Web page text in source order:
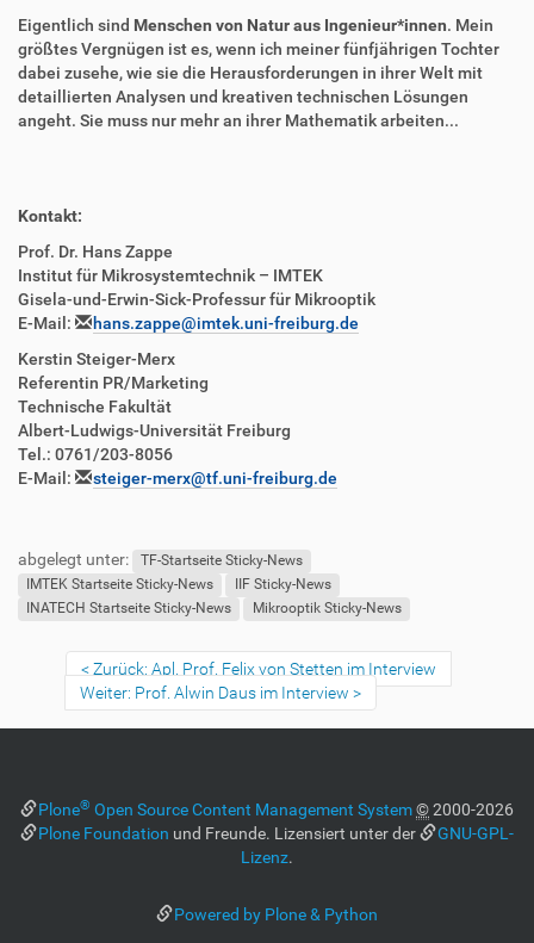
Eigentlich sind Menschen von Natur aus Ingenieur*innen. Mein
größtes Vergnügen ist es, wenn ich meiner fünfjährigen Tochter
dabei zusehe, wie sie die Herausforderungen in ihrer Welt mit
detaillierten Analysen und kreativen technischen Lösungen
angeht. Sie muss nur mehr an ihrer Mathematik arbeiten...
Kontakt:
Prof. Dr. Hans Zappe
Institut für Mikrosystemtechnik – IMTEK
Gisela-und-Erwin-Sick-Professur für Mikrooptik
E-Mail:
hans.zappe@imtek.uni-freiburg.de
Kerstin Steiger-Merx
Referentin PR/Marketing
Technische Fakultät
Albert-Ludwigs-Universität Freiburg
Tel.: 0761/203-8056
E-Mail:
steiger-merx@tf.uni-freiburg.de
abgelegt unter:
TF-Startseite Sticky-News
IMTEK Startseite Sticky-News
IIF Sticky-News
INATECH Startseite Sticky-News
Mikrooptik Sticky-News
Zurück: Apl. Prof. Felix von Stetten im Interview
Weiter: Prof. Alwin Daus im Interview
Plone® Open Source Content Management System©2000-2026
Plone Foundation und Freunde. Lizensiert unter der
GNU-GPL-
Lizenz.
Powered by Plone & Python